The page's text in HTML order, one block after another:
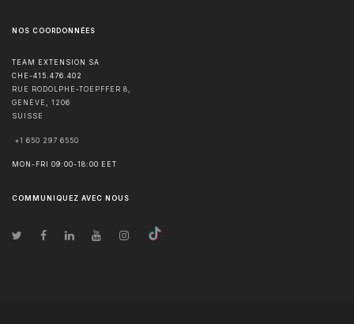
NOS COORDONNÉES
TEAM EXTENSION SA
CHE-415.476.402
RUE RODOLPHE-TOEPFFER 8,
GENÈVE
1206
SUISSE
+1 650 297 6550
MON-FRI 09:00-18:00 EET
COMMUNIQUEZ AVEC NOUS